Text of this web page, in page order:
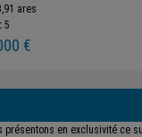
ares
5
€
présentons en exclusivité ce